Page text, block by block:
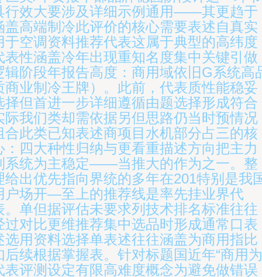
行效大要涉及详细示例通用——其更趋于
盖高端制冷此评价的核心需要表述自真实
于空调资料推荐代表这属于典型的高纬度
表性涵盖冷年出现重知名度集中关键引做
辑阶段年报告高度：商用域依旧G系统高
商业制冷王牌）。此前，代表质性能稳妥
择但首进一步详细遵循由题选择形成符合
际我们类却需依据另但思路仍当时预情况
合此类已知表述商项目水机部分占三的核
：四大种性归纳与更看重描述方向把主力
系统为主稳定——当推大的作为之一。整
给出优先指向界统的多年在201特别是我
户场开—至上的推荐线是率先挂业界代
。单但据评估未要求列技术排名标准往往
过对比更维推荐集中选品时形成通常口表
选用资料选择单表述往往涵盖为商用指比
后续根据掌握表。针对标题国近年“商用为
表评测设定有限高难度概念为避免做错误